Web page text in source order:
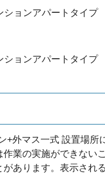
ションアパートタイプ
ションアパートタイプ
+外マス一式 設置場所
業の実施ができない
あります。表示され